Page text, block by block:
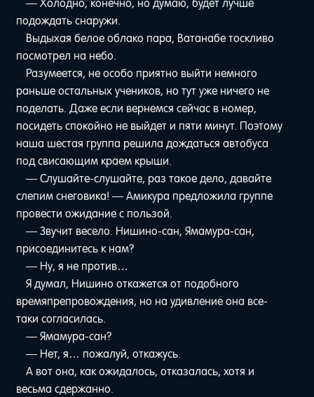
— Холодно, конечно, но думаю, будет лучше
подождать снаружи.
Выдыхая белое облако пара, Ватанабе тоскливо
посмотрел на небо.
Разумеется, не особо приятно выйти немного
раньше остальных учеников, но тут уже ничего не
поделать. Даже если вернемся сейчас в номер,
посидеть спокойно не выйдет и пяти минут. Поэтому
наша шестая группа решила дождаться автобуса
под свисающим краем крыши.
— Слушайте-слушайте, раз такое дело, давайте
слепим снеговика! — Амикура предложила группе
провести ожидание с пользой.
— Звучит весело. Нишино-сан, Ямамура-сан,
присоединитесь к нам?
— Ну, я не против…
Я думал, Нишино откажется от подобного
времяпрепровождения, но на удивление она все-
таки согласилась.
— Ямамура-сан?
— Нет, я… пожалуй, откажусь.
А вот она, как ожидалось, отказалась, хотя и
весьма сдержанно.